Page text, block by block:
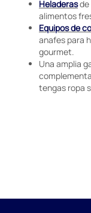
Heladerasde
alimentos
Equipos de
anafes para
gourmet.
Una amplia
tengas ropa